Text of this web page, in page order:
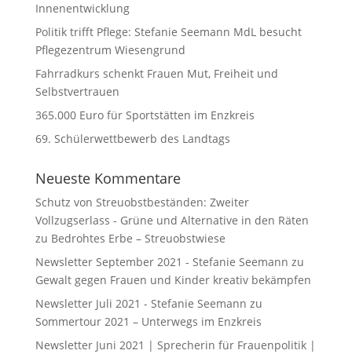
Innenentwicklung
Politik trifft Pflege: Stefanie Seemann MdL besucht
Pflegezentrum Wiesengrund
Fahrradkurs schenkt Frauen Mut, Freiheit und
Selbstvertrauen
365.000 Euro für Sportstätten im Enzkreis
69. Schülerwettbewerb des Landtags
Neueste Kommentare
Schutz von Streuobstbeständen: Zweiter
Vollzugserlass - Grüne und Alternative in den Räten
zu Bedrohtes Erbe – Streuobstwiese
Newsletter September 2021 - Stefanie Seemann zu
Gewalt gegen Frauen und Kinder kreativ bekämpfen
Newsletter Juli 2021 - Stefanie Seemann zu
Sommertour 2021 – Unterwegs im Enzkreis
Newsletter Juni 2021 | Sprecherin für Frauenpolitik |